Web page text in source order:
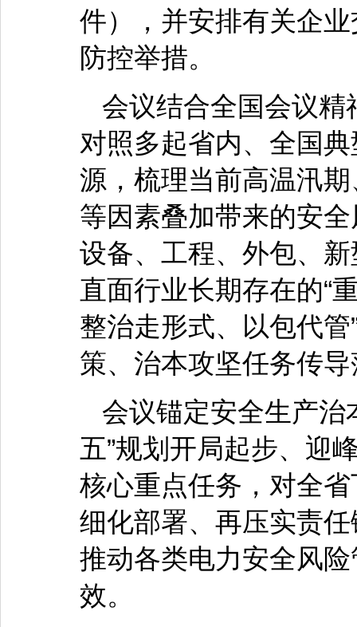
件），并安排有关企
防控举措。
会议结合全国会议
对照多起省内、全国
源，梳理当前高温汛
等因素叠加带来的安
设备、工程、外包、
直面行业长期存在的“
整治走形式、以包代
策、治本攻坚任务传导
会议锚定安全生产治
五”规划开局起步、迎
核心重点任务，对全
细化部署、再压实责
推动各类电力安全风
效。